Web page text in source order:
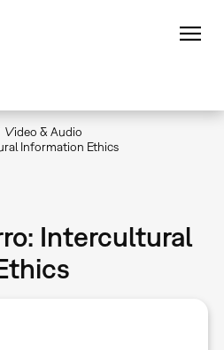
Video & Audio
Information Ethics
Intercultural